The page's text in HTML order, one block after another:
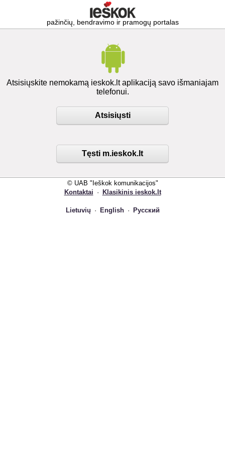
pažinčių, bendravimo ir pramogų portalas
Atsisiųskite nemokamą ieskok.lt aplikaciją savo išmaniajam
telefonui.
Atsisiųsti
Tęsti m.ieskok.lt
© UAB "Ieškok komunikacijos"
Kontaktai · Klasikinis ieskok.lt
Lietuvių · English · Русский